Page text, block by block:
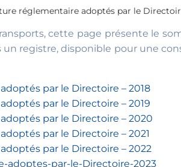
réglementaire adoptés par le
cette page présente le
registre, disponible pour une
par le Directoire – 2018
par le Directoire – 2019
par le Directoire – 2020
par le Directoire – 2021
par le Directoire – 2022
adoptes-par-le-Directoire-2023